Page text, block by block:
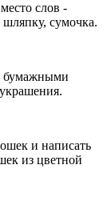
слов -
сумочка.
бумажными
и написать
из цветной